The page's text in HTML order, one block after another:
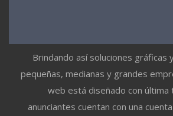
Brindando así soluciones gráficas
pequeñas, medianas y grandes
web está diseñado con última
anunciantes cuentan con una